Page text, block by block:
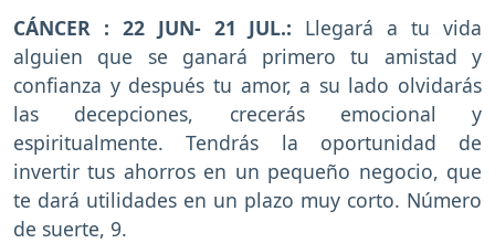
CÁNCER : 22 JUN- 21 JUL.: Llegará a tu vida
alguien que se ganará primero tu amistad y
confianza y después tu amor, a su lado olvidarás
las decepciones, crecerás emocional y
espiritualmente. Tendrás la oportunidad de
invertir tus ahorros en un pequeño negocio, que
te dará utilidades en un plazo muy corto. Número
de suerte, 9.